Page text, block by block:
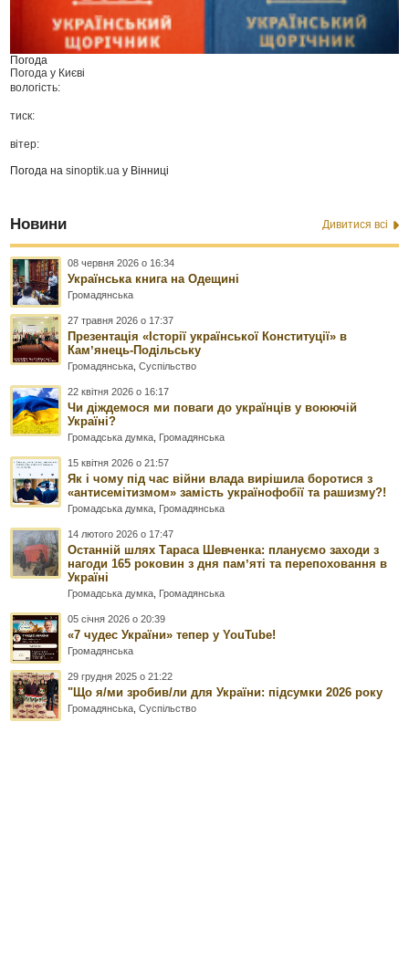
Погода
Погода у Києві
вологість:
тиск:
вітер:
Погода наsinoptik.ua у Вінниці
Новини Дивитися всі
08 червня 2026 о 16:34
Українська книга на Одещині
Громадянська
27 травня 2026 о 17:37
Презентація «Історії української Конституції» в
Камʼянець-Подільську
Громадянська ,Суспільство
22 квітня 2026 о 16:17
Чи діждемося ми поваги до українців у воюючій
Україні?
Громадська думка Громадянська
15 квітня 2026 о 21:57
Як і чому під час війни влада вирішила боротися з
«антисемітизмом» замість українофобії та рашизму?!
Громадська думка Громадянська
14 лютого 2026 о 17:47
Останній шлях Тараса Шевченка: плануємо заходи з
нагоди 165 роковин з дня памʼяті та перепоховання в
Україні
Громадська думка Громадянська
05 січня 2026 о 20:39
«7 чудес України» тепер у YouTube!
Громадянська
29 грудня 2025 о 21:22
"Що я/ми зробив/ли для України: підсумки 2026 року
Громадянська ,Суспільство